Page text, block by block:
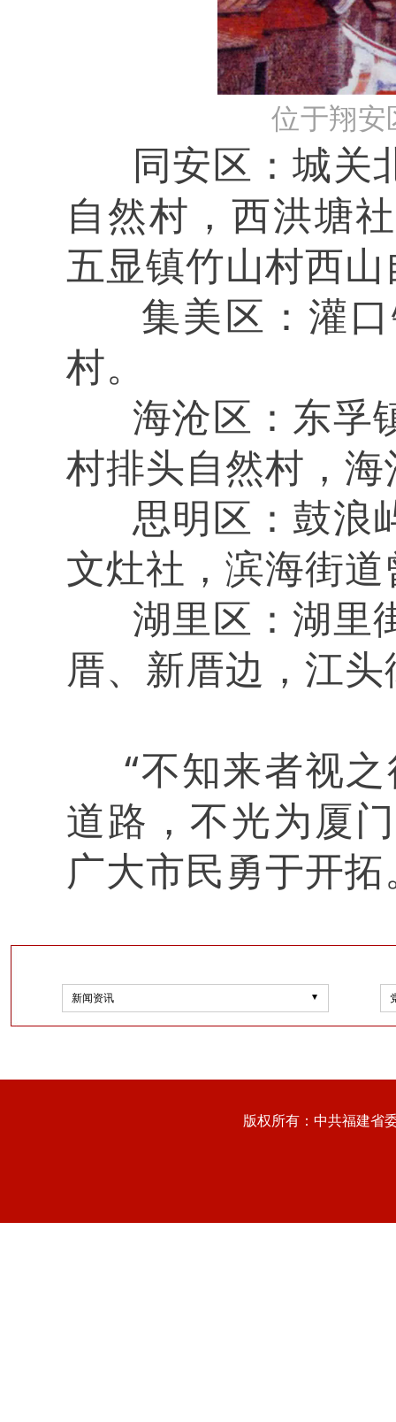
位于翔
同安区：城关
自然村，西洪塘
五显镇竹山村西
集美区：灌
村。
海沧区：东孚
村排头自然村，
思明区：鼓浪
文灶社，滨海街
湖里区：湖里
厝、新厝边，江
“不知来者视之
道路，不光为厦
广大市民勇于开拓
新闻资讯
版权所有：中共福建省